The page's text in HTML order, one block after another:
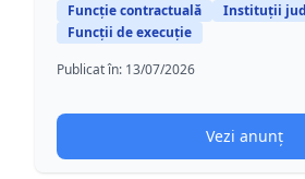
Funcție contractuală
Instituții
Funcții de execuție
Publicat în: 13/07/2026
Vezi anunț